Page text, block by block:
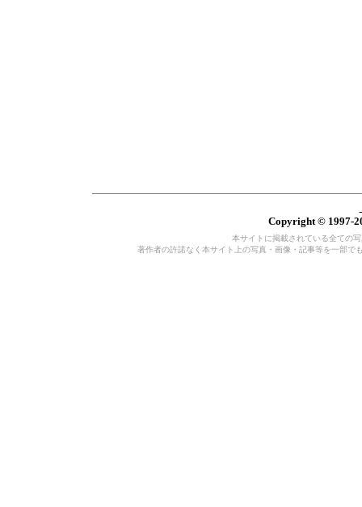
Copyright © 1997-
本サイトに掲載されている全ての
著作者の許諾なく本サイト上の写真・画像・記事等を一部で